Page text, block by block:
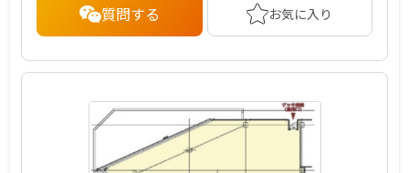
質問する お気に入り